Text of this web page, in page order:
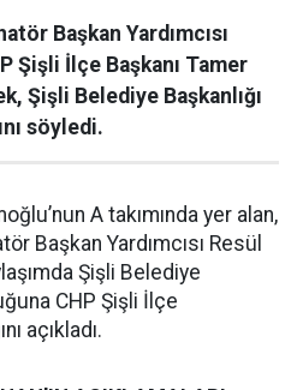
Başkan Yardımcısı
Şişli İlçe Başkanı Tamer
Şişli Belediye Başkanlığı
söyledi.
A takımında yer alan,
Başkan Yardımcısı Resül
Şişli Belediye
CHP Şişli İlçe
açıkladı.